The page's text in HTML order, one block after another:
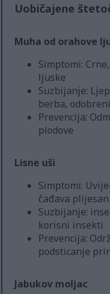
Uobičajene
Muha od orahove
Simptomi:
ljuske
Suzbijanje:
berba,
Prevencija:
plodove
Lisne uši
Simptomi:
čađava plijesan
Suzbijanje:
korisni insekti
Prevencija:
podsticanje
Jabukov moljac